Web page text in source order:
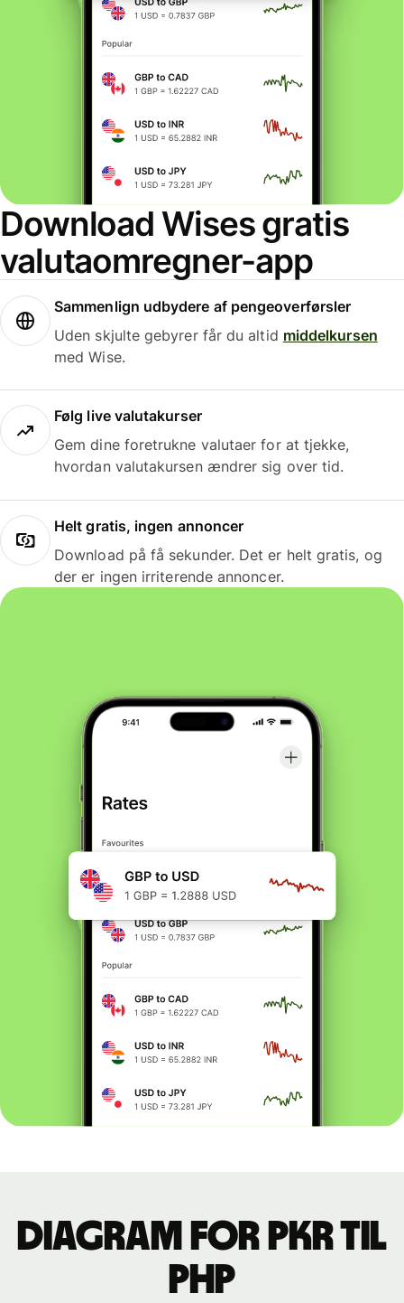
Download Wises gratis
valutaomregner-app
Sammenlign udbydere af pengeoverførsler
Uden skjulte gebyrer får du altid middelkursen
med Wise.
Følg live valutakurser
Gem dine foretrukne valutaer for at tjekke,
hvordan valutakursen ændrer sig over tid.
Helt gratis, ingen annoncer
Download på få sekunder. Det er helt gratis, og
der er ingen irriterende annoncer.
Diagram for PKR til
PHP